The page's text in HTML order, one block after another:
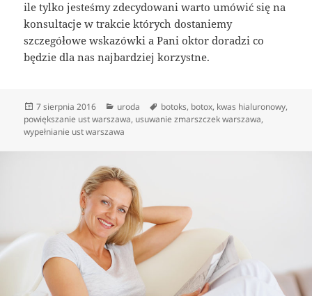
ile tylko jesteśmy zdecydowani warto umówić się na
konsultacje w trakcie których dostaniemy
szczegółowe wskazówki a Pani oktor doradzi co
będzie dla nas najbardziej korzystne.
Data
publikacji
7 sierpnia 2016 Kategorie
uroda Tagi
botoks, botox, kwas hialuronowy,
powiększanie ust warszawa, usuwanie zmarszczek warszawa,
wypełnianie ust warszawa